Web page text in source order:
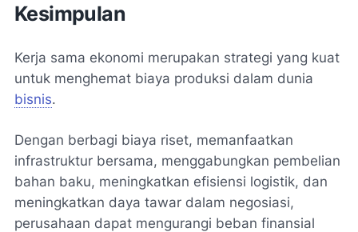
Kesimpulan
Kerja sama ekonomi merupakan strategi yang kuat
untuk menghemat biaya produksi dalam dunia
bisnis.
Dengan berbagi biaya riset, memanfaatkan
infrastruktur bersama, menggabungkan pembelian
bahan baku, meningkatkan efisiensi logistik, dan
meningkatkan daya tawar dalam negosiasi,
perusahaan dapat mengurangi beban finansial